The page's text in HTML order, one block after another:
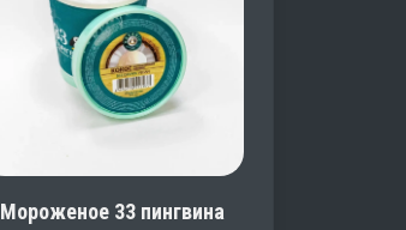
Мороженое 33 пингвина